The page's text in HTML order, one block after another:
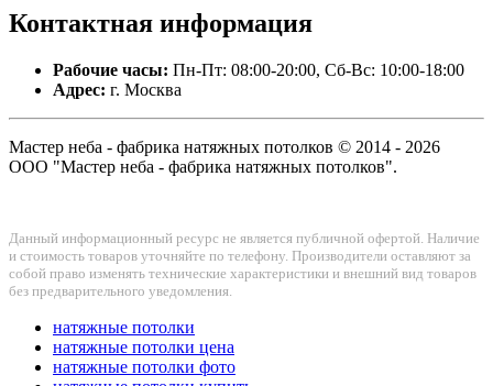
Контактная информация
Рабочие часы: Пн-Пт: 08:00-20:00, Сб-Вс: 10:00-18:00
Адрес: г. Москва
Мастер неба - фабрика натяжных потолков © 2014 - 2026
ООО "Мастер неба - фабрика натяжных потолков".
Данный информационный ресурс не является публичной офертой. Наличие
и стоимость товаров уточняйте по телефону. Производители оставляют за
собой право изменять технические характеристики и внешний вид товаров
без предварительного уведомления.
натяжные потолки
натяжные потолки цена
натяжные потолки фото